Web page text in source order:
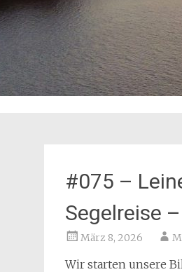
#075 –
Segelreise
März 8, 2026
Wir starten unsere